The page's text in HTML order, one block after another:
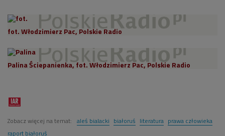
fot. Włodzimierz Pac, Polskie Radio
Palina Ściepanienka, fot. Włodzimierz Pac, Polskie Radio
Zobacz więcej na temat: aleś bialacki białoruś literatura prawa człowieka
raport białoruś